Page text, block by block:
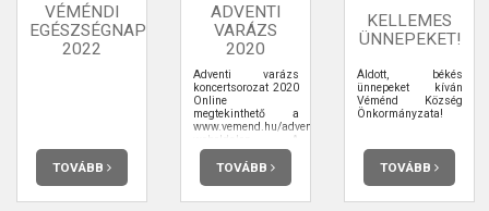
VÉMÉNDI
EGÉSZSÉGNAP
2022
TOVÁBB
ADVENTI
VARÁZS
2020
Adventi varázs
koncertsorozat 2020
Online
megtekinthető a
www.vemend.hu/advent2020
weboldalon. A
harmadik rész
premierje:
2020.12.20. 17:00
TOVÁBB
KELLEMES
ÜNNEPEKET!
Áldott, békés
ünnepeket kíván
Véménd Község
Önkormányzata!
TOVÁBB